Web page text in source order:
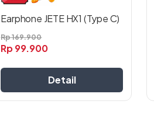
Earphone JETE HX1 (Type C)
Rp169.900
Rp99.900
halaman
produk
Detail